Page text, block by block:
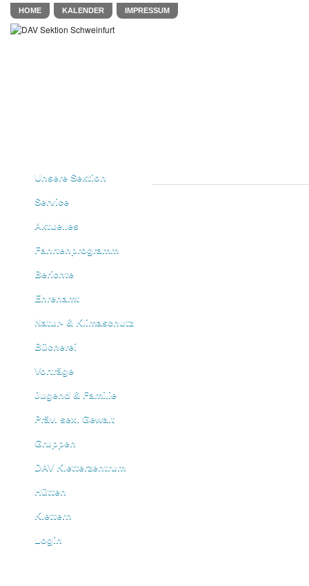
HOME KALENDER IMPRESSUM
Unsere Sektion
Service
Aktuelles
Fahrtenprogramm
Berichte
Ehrenamt
Natur- & Klimaschutz
Bücherei
Vorträge
Jugend & Familie
Präv. sex. Gewalt
Gruppen
DAV Kletterzentrum
Hütten
Klettern
Login